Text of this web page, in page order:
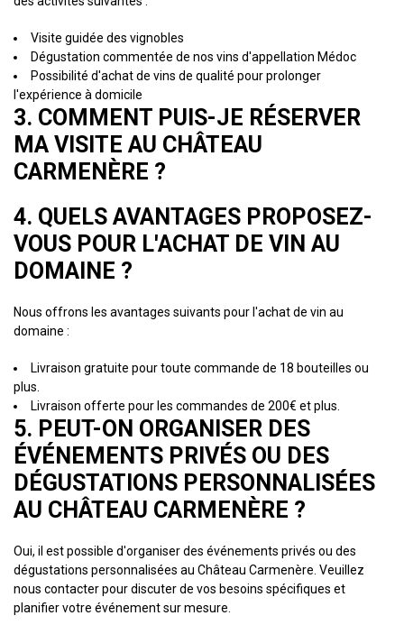
Visite guidée des vignobles
Dégustation commentée de nos vins d'appellation Médoc
Possibilité d'achat de vins de qualité pour prolonger
l'expérience à domicile
3. COMMENT PUIS-JE RÉSERVER
MA VISITE AU CHÂTEAU
CARMENÈRE ?
4. QUELS AVANTAGES PROPOSEZ-
VOUS POUR L'ACHAT DE VIN AU
DOMAINE ?
Nous offrons les avantages suivants pour l'achat de vin au
domaine :
Livraison gratuite pour toute commande de 18 bouteilles ou
plus.
Livraison offerte pour les commandes de 200€ et plus.
5. PEUT-ON ORGANISER DES
ÉVÉNEMENTS PRIVÉS OU DES
DÉGUSTATIONS PERSONNALISÉES
AU CHÂTEAU CARMENÈRE ?
Oui, il est possible d'organiser des événements privés ou des
dégustations personnalisées au Château Carmenère. Veuillez
nous contacter pour discuter de vos besoins spécifiques et
planifier votre événement sur mesure.